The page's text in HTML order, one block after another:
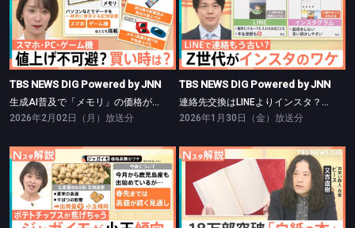
TBS NEWS DIG Powered by JNN
生成AI普及で「メモリ」の価格が高騰【Nスタ】
TBS NEWS DIG Powered by JNN
生成AI普及で「メモリ」の価格が高騰【Nスタ】
2026年2月02日（月）放送分
TBS NEWS DIG Powered by JNN
連絡先交換はLINEよりインスタ？【Nスタ】
TBS NEWS DIG Powered by JNN
連絡先交換はLINEよりインスタ？【Nスタ】
2026年1月30日（金）放送分
TBS NEWS DIG Powered by JNN
ジャガイモの小玉化で“焦げ”の危機？【Nスタ】
TBS NEWS DIG Powered by JNN